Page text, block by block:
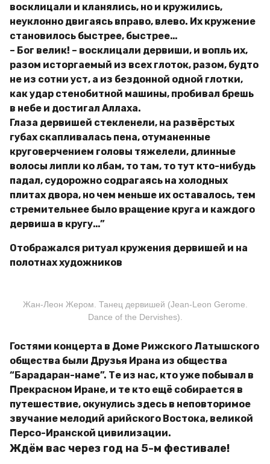
восклицали и кланялись, но и кружились,
неуклонно двигаясь вправо, влево. Их кружение
становилось быстрее, быстрее…
– Бог велик! – восклицали дервиши, и вопль их,
разом исторгаемый из всех глоток, разом, будто
не из сотни уст, а из бездонной одной глотки,
как удар стенобитной машины, пробивал брешь
в небе и достигал Аллаха.
Глаза дервишей стекленели, на развёрстых
губах скапливалась пена, отуманенные
круговерчением головы тяжелели, длинные
волосы липли ко лбам, то там, то тут кто-нибудь
падал, судорожно содрагаясь на холодных
плитах двора, но чем меньше их оставалось, тем
стремительнее было вращение круга и каждого
дервиша в кругу…”
Отображался ритуал кружения дервишей и на
полотнах художников
Жан-Леон Жером. Танец дервишей (Jean-Leon Gerome.
Dance of the Dervishes).
Гостями концерта в Доме Рижского Латышского
общества были Друзья Ирана из общества
“Барадаран-наме”. Те из нас, кто уже побывал в
Прекрасном Иране, и те кто ещё собирается в
путешествие, окунулись здесь в неповторимое
звучание мелодий арийского Востока, великой
Персо-Иранской цивилизации.
Ждём вас через год на 5-м фестивале!